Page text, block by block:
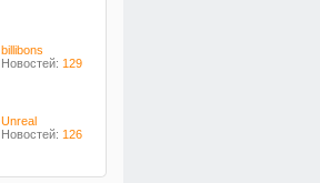
billibons
Новостей: 129
Unreal
Новостей: 126